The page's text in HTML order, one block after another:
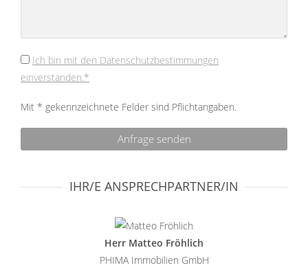
Ich bin mit den Datenschutzbestimmungen
einverstanden.*
Mit * gekennzeichnete Felder sind Pflichtangaben.
IHR/E ANSPRECHPARTNER/IN
Herr Matteo Fröhlich
PHIMA Immobilien GmbH